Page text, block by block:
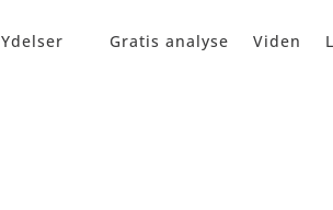
Ydelser Gratis analyse Viden